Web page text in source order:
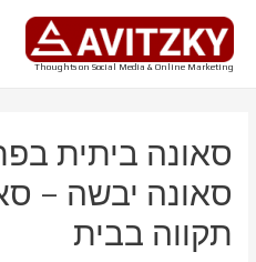
דילוג
לתוכן
Thoughts on Social Media & Online Marketing
סאונה ביתית
סאונה יבשה –
תקווה בבית